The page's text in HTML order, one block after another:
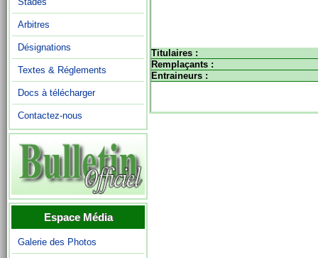
Arbitres
Désignations
Textes & Réglements
Docs à télécharger
Contactez-nous
Espace Média
Galerie des Photos
Titulaires :
Remplaçants :
Entraineurs :